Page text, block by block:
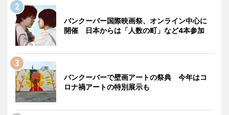
バンクーバー国際映画祭、オンライン中心に
開催 日本からは「人数の町」など4本参加
バンクーバーで壁画アートの祭典 今年はコ
ロナ禍アートの特別展示も